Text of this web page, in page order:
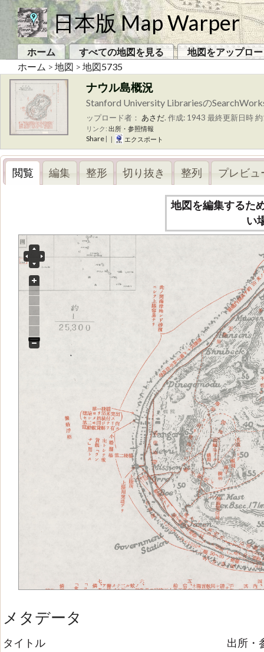
日本版 Map Warper
ホーム すべての地図を見る
地図をアップロ
ホーム > 地図 > 地図5735
ナウル島概況
Stanford University Librariesの
ップロード者： あさだ. 作成: 1943 最終更新日時
リンク: 出所・参照情報
Share | | エクスポート
閲覧 編集 整形 切り抜き 整列 プレビュ
地図を編集するた
い
メタデータ
タイトル
出所・